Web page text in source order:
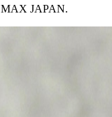
MAX JAPAN.